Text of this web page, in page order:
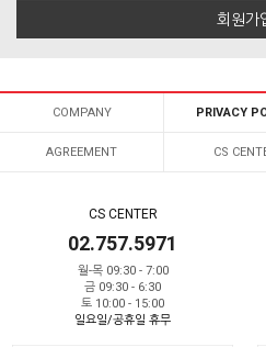
회원가
COMPANY PRIVACY
AGREEMENT CS
CS CENTER
02.757.5971
월-목 09:30 - 7:00
금 09:30 - 6:30
토 10:00 - 15:00
일요일/공휴일 휴무